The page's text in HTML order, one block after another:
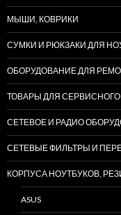
МЫШИ, КОВРИКИ
СУМКИ И РЮКЗАКИ ДЛЯ
ОБОРУДОВАНИЕ ДЛЯ
ТОВАРЫ ДЛЯ СЕРВИСНОГО
СЕТЕВОЕ И РАДИО
СЕТЕВЫЕ ФИЛЬТРЫ И
КОРПУСА НОУТБУКОВ,
ASUS